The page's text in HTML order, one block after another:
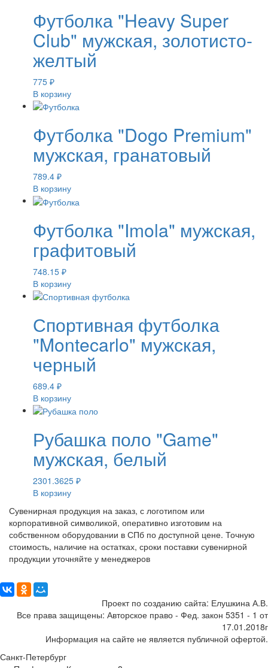
Футболка "Heavy Super
Club" мужская, золотисто-
желтый
775 ₽
В корзину
Футболка "Dogo Premium"
мужская, гранатовый
789.4 ₽
В корзину
Футболка "Imola" мужская,
графитовый
748.15 ₽
В корзину
Спортивная футболка
"Montecarlo" мужская,
черный
689.4 ₽
В корзину
Рубашка поло "Game"
мужская, белый
2301.3625 ₽
В корзину
Сувенирная продукция на заказ, с логотипом или
корпоративной символикой, оперативно изготовим на
собственном оборудовании в СПб по доступной цене. Точную
стоимость, наличие на остатках, сроки поставки сувенирной
продукции уточняйте у менеджеров
Проект по созданию сайта: Елушкина А.В.
Все права защищены: Авторское право - Фед. закон 5351 - 1 от
17.01.2018г
Информация на сайте не является публичной офертой.
Санкт-Петербург